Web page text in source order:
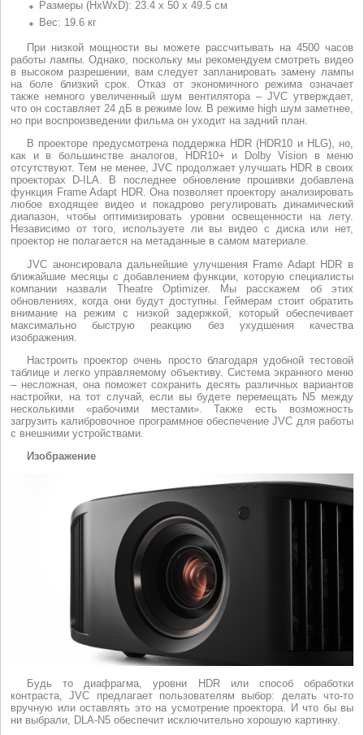
Размеры (HхWхD): 23.4 x 50 x 49.5 см
Вес: 19.6 кг
При низкой мощности вы можете рассчитывать на 4500 часов
работы лампы. Однако, поскольку мы рекомендуем смотреть видео
в высоком разрешении, вам следует запланировать замену лампы
на боле близкий срок. Отказ от экономичного режима означает
также немного увеличенный шум вентилятора – JVC утверждает,
что он составляет 24 дБ в режиме low. В режиме high шум заметнее,
но при воспроизведении фильма он уходит на задний план.
В проекторе предусмотрена поддержка HDR (HDR10 и HLG), но,
как и в большинстве аналогов, HDR10+ и Dolby Vision в меню
отсутствуют. Тем не менее, JVC продолжает улучшать HDR в своих
проекторах D-ILA. В последнее обновление прошивки добавлена
функция Frame Adapt HDR. Она позволяет проектору анализировать
любое входящее видео и покадрово регулировать динамический
диапазон, чтобы оптимизировать уровни освещенности на лету.
Независимо от того, используете ли вы видео с диска или нет,
проектор не полагается на метаданные в самом материале.
JVC анонсировала дальнейшие улучшения Frame Adapt HDR в
ближайшие месяцы с добавлением функции, которую специалисты
компании назвали Theatre Optimizer. Мы расскажем об этих
обновлениях, когда они будут доступны. Геймерам стоит обратить
внимание на режим с низкой задержкой, который обеспечивает
максимально быструю реакцию без ухудшения качества
изображения.
Настроить проектор очень просто благодаря удобной тестовой
таблице и легко управляемому объективу. Система экранного меню
– несложная, она поможет сохранить десять различных вариантов
настройки, на тот случай, если вы будете перемещать N5 между
несколькими «рабочими местами». Также есть возможность
загрузить калибровочное программное обеспечение JVC для работы
с внешними устройствами.
Изображение
Будь то диафрагма, уровни HDR или способ обработки
контраста, JVC предлагает пользователям выбор: делать что-то
вручную или оставлять это на усмотрение проектора. И что бы вы
ни выбрали, DLA-N5 обеспечит исключительно хорошую картинку.